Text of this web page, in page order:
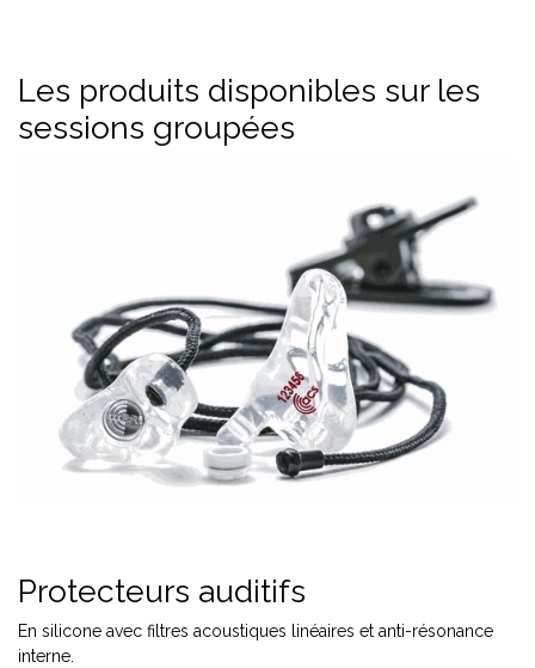
Les produits disponibles sur les
sessions groupées
Protecteurs auditifs
En silicone avec filtres acoustiques linéaires et anti-résonance
interne.